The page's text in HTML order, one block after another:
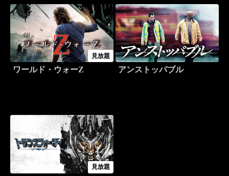
見放題
ワールド・ウォーZ アンストッパブル
見放題